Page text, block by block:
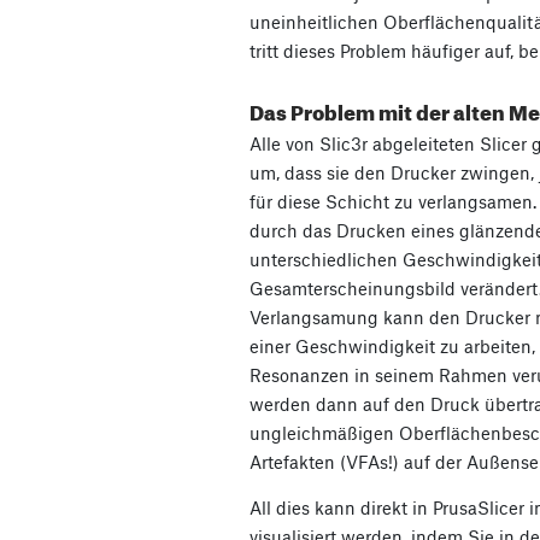
uneinheitlichen
tritt dieses Problem häufiger auf,
Das Problem mit der alten
Alle von Slic3r abgeleiteten Slicer
um, dass sie den Drucker
für diese Schicht zu
durch das Drucken eines
unterschiedlichen
Gesamterscheinungsbild
Verlangsamung kann den
einer Geschwindigkeit zu
Resonanzen in seinem Rahmen
werden dann auf den Druck
ungleichmäßigen
Artefakten (VFAs!) auf der
All dies kann direkt in PrusaSlicer